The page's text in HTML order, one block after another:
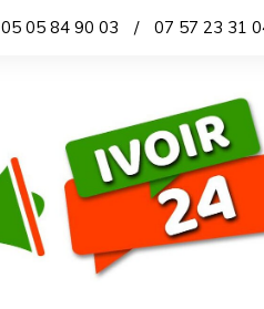
05 05 84 90 03 / 07 57 23 31